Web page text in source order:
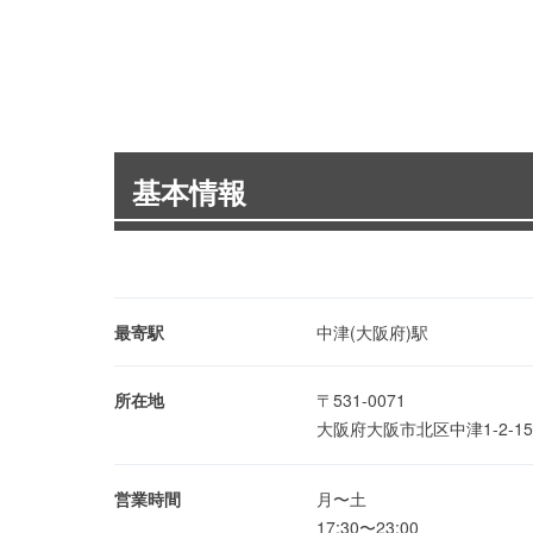
基本情報
最寄駅 中津(大阪府)駅
所在地
〒531-0071
大阪府大阪市北区中津1-2-
営業時間
月〜土
17:30〜23:00